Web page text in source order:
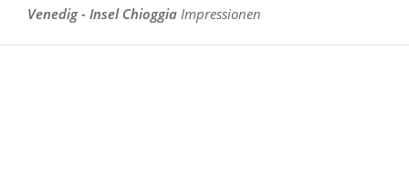
Venedig - Insel Chioggia Impressionen